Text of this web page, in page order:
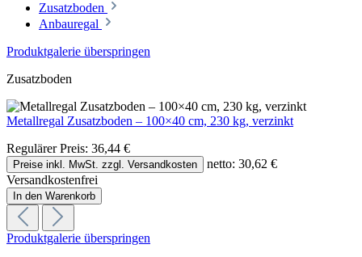
Zusatzboden
Anbauregal
Produktgalerie überspringen
Zusatzboden
Metallregal Zusatzboden – 100×40 cm, 230 kg, verzinkt
Regulärer Preis: 36,44 €
Preise inkl. MwSt. zzgl. Versandkosten
netto: 30,62 €
Versandkostenfrei
In den Warenkorb
Produktgalerie überspringen